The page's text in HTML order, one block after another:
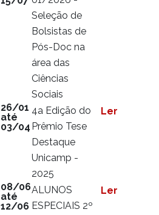
Seleção de
Bolsistas de
Pós-Doc na
área das
Ciências
Sociais
26/01
até
03/04
4a Edição do
Prêmio Tese
Destaque
Unicamp -
2025
Ler mais
08/06
até
12/06
ALUNOS
ESPECIAIS 2º
Ler mais